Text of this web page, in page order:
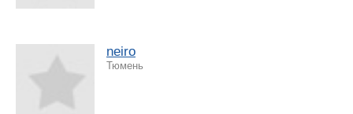
neiro
Тюмень